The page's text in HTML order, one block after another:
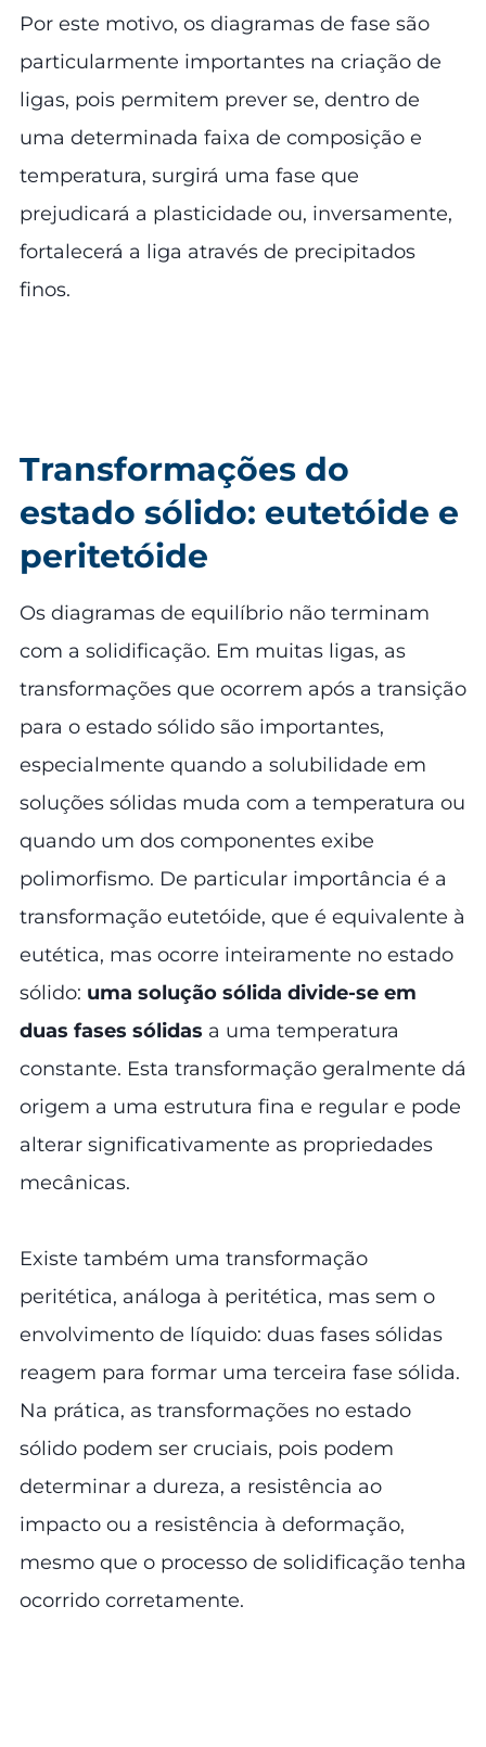
Por este motivo, os diagramas de fase são
particularmente importantes na criação de
ligas, pois permitem prever se, dentro de
uma determinada faixa de composição e
temperatura, surgirá uma fase que
prejudicará a plasticidade ou, inversamente,
fortalecerá a liga através de precipitados
finos.
Transformações do
estado sólido: eutetóide e
peritetóide
Os diagramas de equilíbrio não terminam
com a solidificação. Em muitas ligas, as
transformações que ocorrem após a transição
para o estado sólido são importantes,
especialmente quando a solubilidade em
soluções sólidas muda com a temperatura ou
quando um dos componentes exibe
polimorfismo. De particular importância é a
transformação eutetóide, que é equivalente à
eutética, mas ocorre inteiramente no estado
sólido: uma solução sólida divide-se em
duas fases sólidas a uma temperatura
constante. Esta transformação geralmente dá
origem a uma estrutura fina e regular e pode
alterar significativamente as propriedades
mecânicas.
Existe também uma transformação
peritética, análoga à peritética, mas sem o
envolvimento de líquido: duas fases sólidas
reagem para formar uma terceira fase sólida.
Na prática, as transformações no estado
sólido podem ser cruciais, pois podem
determinar a dureza, a resistência ao
impacto ou a resistência à deformação,
mesmo que o processo de solidificação tenha
ocorrido corretamente.